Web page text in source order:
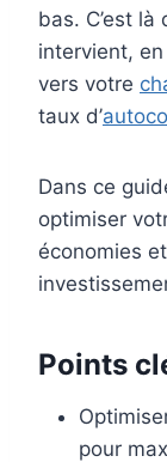
bas. C’est là
intervient, en
vers votre
taux d’
Dans ce
optimiser
économies
Points
pour